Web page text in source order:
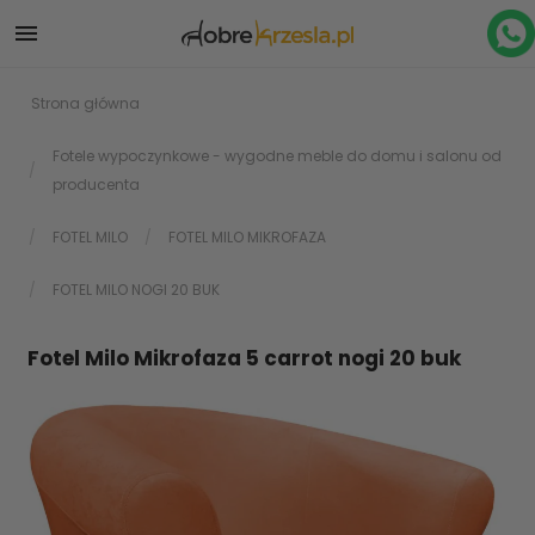

Strona główna
Fotele wypoczynkowe - wygodne meble do domu i salonu od
producenta
FOTEL MILO FOTEL MILO MIKROFAZA
FOTEL MILO NOGI 20 BUK
Fotel Milo Mikrofaza 5 carrot nogi 20 buk